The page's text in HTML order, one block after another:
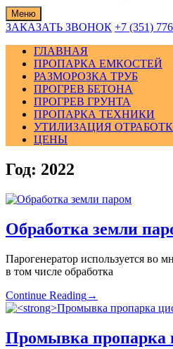
Меню
ЗАКАЗАТЬ ЗВОНОК +7 (351)
ГЛАВНАЯ
ПРОПАРКА ЕМКОСТЕЙ
РАЗМОРОЗКА ТРУБ
ПРОГРЕВ БЕТОНА
ПРОГРЕВ ГРУНТА
ПРОПАРКА ТЕХНИКИ
УТИЛИЗАЦИЯ
ЦЕНЫ
Год: 2022
Обработка земли
Парогенератор используется во
в том числе обработка
Continue Reading→
Промывка пропарка